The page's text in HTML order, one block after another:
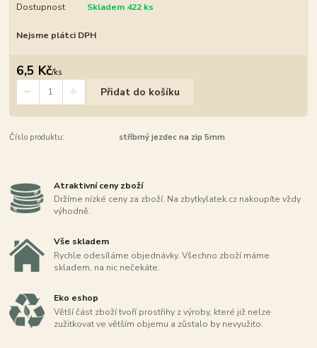
Dostupnost Skladem 422 ks
Nejsme plátci DPH
6,5 Kč/ks
Přidat do košíku
Číslo produktu: stříbrný jezdec na zip 5mm
Atraktivní ceny zboží
Držíme nízké ceny za zboží. Na zbytkylatek.cz nakoupíte vždy
výhodně.
Vše skladem
Rychle odesíláme objednávky. Všechno zboží máme
skladem, na nic nečekáte.
Eko eshop
Větší část zboží tvoří prostřihy z výroby, které již nelze
zužitkovat ve větším objemu a zůstalo by nevyužito.